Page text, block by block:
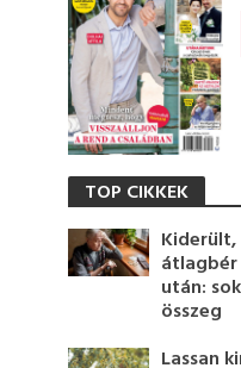
TOP CIKKEK
átlagbér
után:
összeg
Lassan